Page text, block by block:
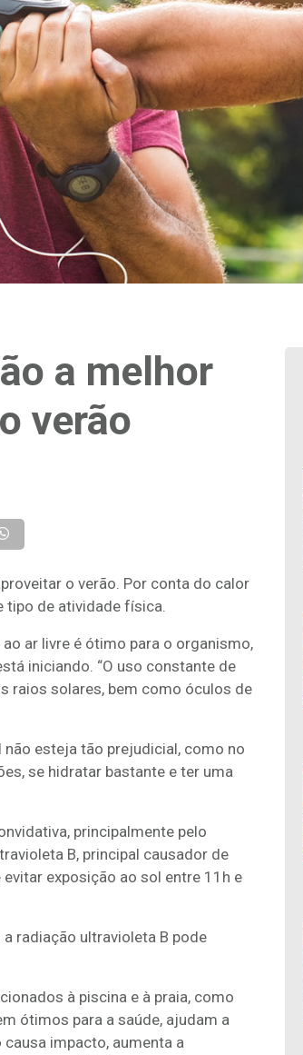
a melhor
verão
o verão. Por conta do calor
tipo de atividade física.
ar livre é ótimo para o organismo,
iniciando. “O uso constante de
raios solares, bem como óculos de
esteja tão prejudicial, como no
se hidratar bastante e ter uma
principalmente pelo
B, principal causador de
exposição ao sol entre 11h e
radiação ultravioleta B pode
à piscina e à praia, como
ótimos para a saúde, ajudam a
causa impacto, aumenta a